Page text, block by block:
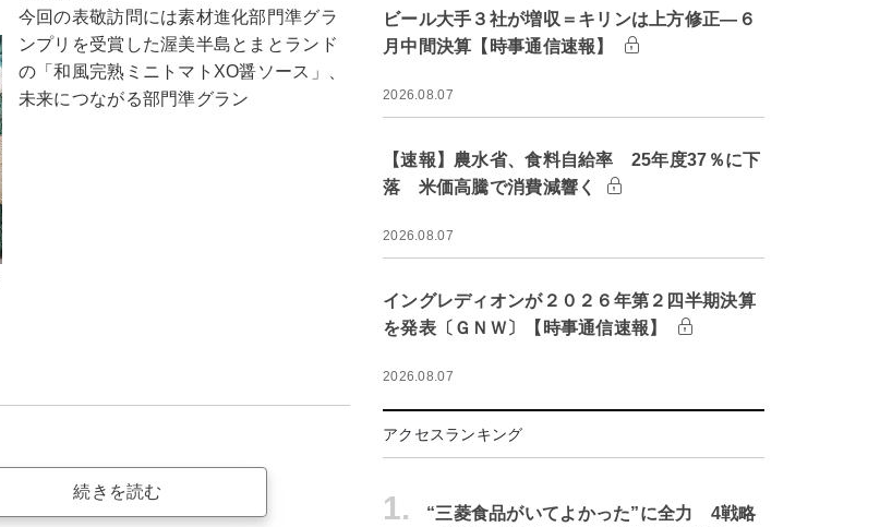
今回の表敬訪問には素材進化部門準グラ
ンプリを受賞した渥美半島とまとランド
の「和風完熟ミニトマトXO醤ソース」、
未来につながる部門準グラン
続きを読む
ビール大手３社が増収＝キリンは上方修正―６
月中間決算【時事通信速報】
2026.08.07
【速報】農水省、食料自給率 25年度37％に下
落 米価高騰で消費減響く
2026.08.07
イングレディオンが２０２６年第２四半期決算
を発表〔ＧＮＷ〕【時事通信速報】
2026.08.07
アクセスランキング
1.
“三菱食品がいてよかった”に全力 4戦略